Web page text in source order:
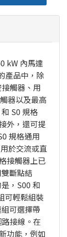
kW 內馬達
產品中，除
觸器、用
器以及最高
S0 規格
外，還可提
規格通用
於交流或直
接觸器上已
斷點結
，S00 和
可輕鬆組裝
可選擇帶
接線。在
功能，例如